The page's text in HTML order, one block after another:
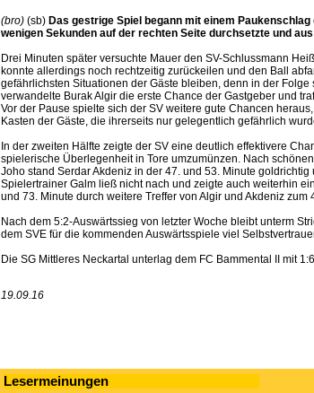
(bro) (sb) Das gestrige Spiel begann mit einem
wenigen Sekunden auf der rechten Seite durchsetzte und
Drei Minuten später versuchte Mauer den SV-Schlussmann
konnte allerdings noch rechtzeitig zurückeilen und den Ball
gefährlichsten Situationen der Gäste bleiben, denn in der
verwandelte Burak Algir die erste Chance der Gastgeber und
Vor der Pause spielte sich der SV weitere gute Chancen
Kasten der Gäste, die ihrerseits nur gelegentlich gefährlich
In der zweiten Hälfte zeigte der SV eine deutlich effektivere
spielerische Überlegenheit in Tore umzumünzen. Nach
Joho stand Serdar Akdeniz in der 47. und 53. Minute
Spielertrainer Galm ließ nicht nach und zeigte auch weiterhin
und 73. Minute durch weitere Treffer von Algir und Akdeniz zum
Nach dem 5:2-Auswärtssieg von letzter Woche bleibt unterm
dem SVE für die kommenden Auswärtsspiele viel
Die SG Mittleres Neckartal unterlag dem FC Bammental II mit
19.09.16
Lesermeinungen